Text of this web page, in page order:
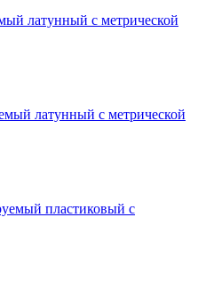
латунный с метрической
латунный с метрической
пластиковый с